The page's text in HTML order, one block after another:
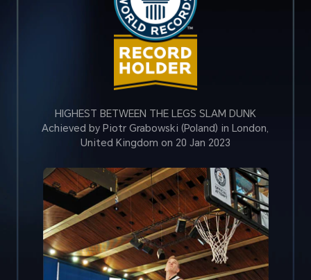
HIGHEST BETWEEN THE LEGS SLAM DUNK
Achieved by Piotr Grabowski (Poland) in London,
United Kingdom on 20 Jan 2023